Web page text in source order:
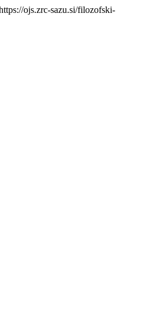
ojs.zrc-sazu.si/filozofski-